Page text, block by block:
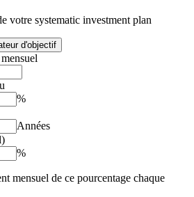
votre systematic investment plan
d'objectif
%
Années
%
mensuel de ce pourcentage chaque